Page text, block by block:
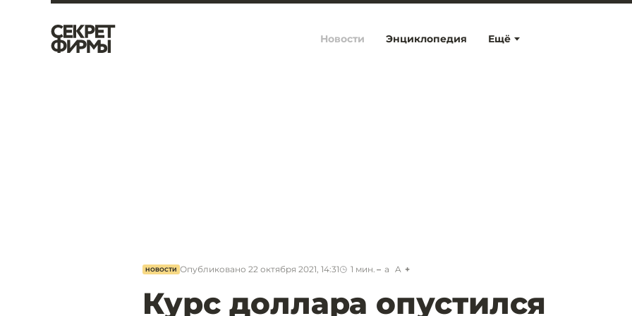
Ещё
Новости Энциклопедия
НОВОСТИ Опубликовано 22 октября 2021, 14:31 1 мин. a A
Курс доллара опустился